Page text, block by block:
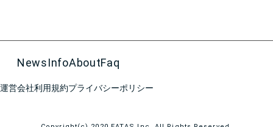
NewsInfoAboutFaq
運営会社利用規約プライバシーポリシー